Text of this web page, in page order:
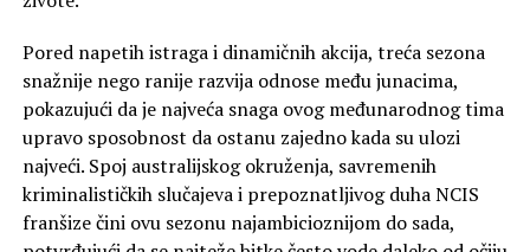
„Detektiv Murdok“ na kanalu Viasat Epic Drama
OBAVEZNO PROČITAJ
Komedija „Grejs i Frenki“ na kanalu Star Life
PREPORUKA ZA VAS